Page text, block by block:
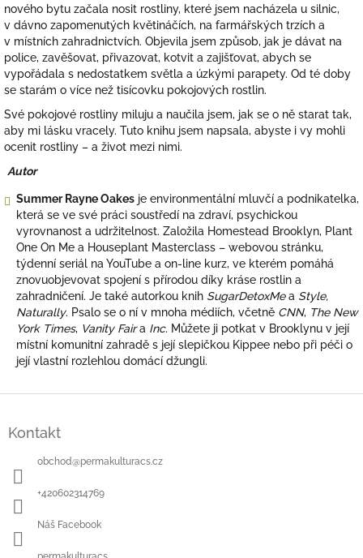
nového bytu začala nosit rostliny, které jsem nacházela u silnic,
v dávno zapomenutých květináčích, na farmářských trzích a
v místních zahradnictvích. Objevila jsem způsob, jak je dávat na
police, zavěšovat, přivazovat, kotvit a zajišťovat, abych se
vypořádala s nedostatkem světla a úzkými parapety. Od té doby
se starám o více než tisícovku pokojových rostlin.
Své pokojové rostliny miluju a naučila jsem, jak se o ně starat tak,
aby mi lásku vracely. Tuto knihu jsem napsala, abyste i vy mohli
ocenit rostliny – a život mezi nimi.
Autor
Summer Rayne Oakes je environmentální mluvčí a podnikatelka,
která se ve své práci soustředí na zdraví, psychickou
vyrovnanost a udržitelnost. Založila Homestead Brooklyn, Plant
One On Me a Houseplant Masterclass – webovou stránku,
týdenní seriál na YouTube a on-line kurz, ve kterém pomáhá
znovuobjevovat spojení s přírodou díky kráse rostlin a
zahradničení. Je také autorkou knih SugarDetoxMe a Style,
Naturally. Psalo se o ní v mnoha médiích, včetně CNN, The New
York Times, Vanity Fair a Inc. Můžete ji potkat v Brooklynu v její
místní komunitní zahradě s její slepičkou Kippee nebo při péči o
její vlastní rozlehlou domácí džungli.
Kontakt
obchod@permakulturacs.cz
+420602314769
Náš Facebook